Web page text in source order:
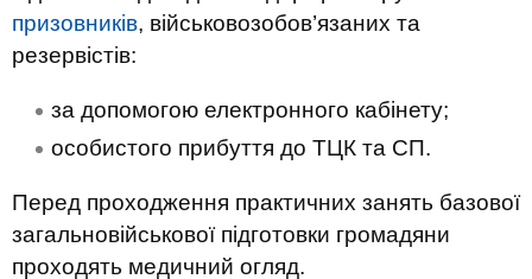
призовників, військовозобов’язаних та
резервістів:
за допомогою електронного кабінету;
особистого прибуття до ТЦК та СП.
Перед проходження практичних занять базової
загальновійськової підготовки громадяни
проходять медичний огляд.